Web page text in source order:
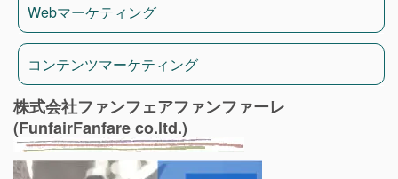
Webマーケティング
コンテンツマーケティング
株式会社ファンフェアファンファーレ
(FunfairFanfare co.ltd.)